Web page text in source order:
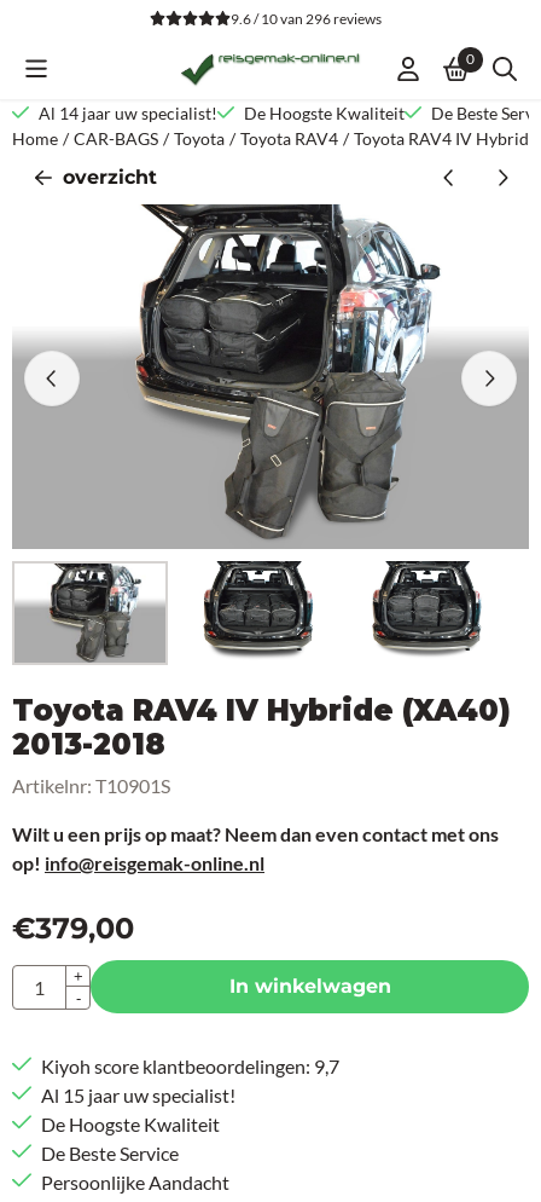
Cookievoorkeuren zijn beschikbaar. Kies instellingen of sta alle
9.6 / 10van296reviews
0
Al 14 jaar uw specialist! De Hoogste Kwaliteit
De Beste
Home / CAR-BAGS / Toyota / Toyota RAV4 / Toyota RAV4 IV
overzicht
Toyota RAV4 IV Hybride (XA40)
2013-2018
Artikelnr: T10901S
Wilt u een prijs op maat? Neem dan even contact met ons
op! info@reisgemak-online.nl
€379,00
Aantal
+
-
In winkelwagen
Kiyoh score klantbeoordelingen: 9,7
Al 15 jaar uw specialist!
De Hoogste Kwaliteit
De Beste Service
Persoonlijke Aandacht